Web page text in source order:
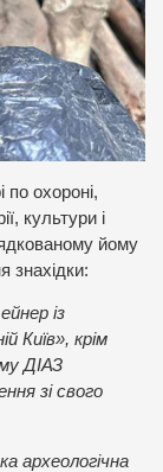
охороні,
культури і
йому
знахідки:
із
Київ», крім
ДІАЗ
зі свого
археологічна